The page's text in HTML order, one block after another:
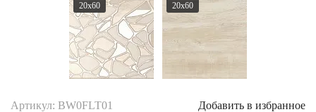
20x60 20x60
Артикул: BW0FLT01 Добавить в избранное